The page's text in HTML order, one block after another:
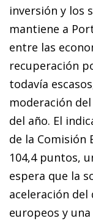
inversión y los
mantiene a
entre las
recuperación
todavía
moderación
del año. El
de la Comisión
104,4 puntos,
espera que la
aceleración
europeos y